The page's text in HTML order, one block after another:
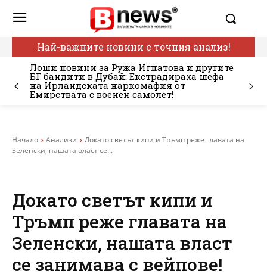
Най-важните новини с точния анализ!
Лоши новини за Ружа Игнатова и другите
БГ бандити в Дубай: Екстрадираха шефа
на Ирландската наркомафия от
Емирствата с военен самолет!
Начало Анализи
Докато светът кипи и Тръмп реже главата на
Зеленски, нашата власт се...
Докато светът кипи и
Тръмп реже главата на
Зеленски, нашата власт
се занимава с вейпове!